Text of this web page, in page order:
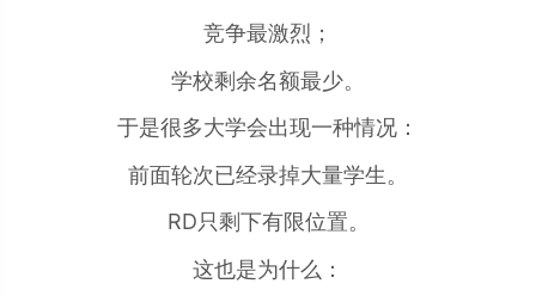
竞争最激烈；
学校剩余名额最少。
于是很多大学会出现一种情况：
前面轮次已经录掉大量学生。
RD只剩下有限位置。
这也是为什么：